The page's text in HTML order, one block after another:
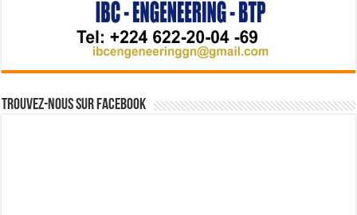
Trouvez-nous sur Facebook